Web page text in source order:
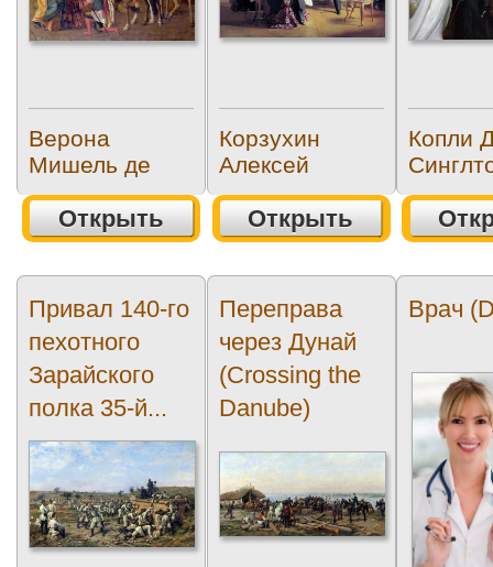
Верона
Мишель де
Открыть
Корзухин
Алексей
Открыть
Копли
Привал 140-го
пехотного
Зарайского
полка 35-й...
Переправа
через Дунай
(Crossing the
Danube)
Врач